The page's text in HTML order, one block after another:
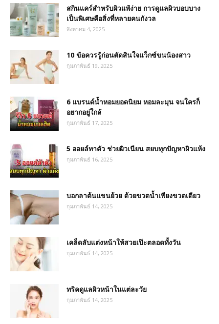
สกินแคร์สำหรับผิวแพ้ง่าย การดูแลผิวบอบบาง
เป็นพิเศษคือสิ่งที่หลายคนกังวล
สิงหาคม 4, 2025
10 ข้อควรรู้ก่อนตัดสินใจแว็กซ์ขนน้องสาว
กุมภาพันธ์ 19, 2025
6 แบรนด์น้ำหอมยอดนิยม หอมละมุน จนใครก็
อยากอยู่ใกล้
กุมภาพันธ์ 17, 2025
5 ออยล์ทาตัว ช่วยผิวเนียน สยบทุกปัญหาผิวแห้ง
กุมภาพันธ์ 16, 2025
บอกลาต้นแขนย้วย ด้วยขวดน้ำเพียงขวดเดียว
กุมภาพันธ์ 14, 2025
เคล็ดลับแต่งหน้าให้สวยเป๊ะตลอดทั้งวัน
กุมภาพันธ์ 14, 2025
ทริคดูแลผิวหน้าในแต่ละวัย
กุมภาพันธ์ 14, 2025